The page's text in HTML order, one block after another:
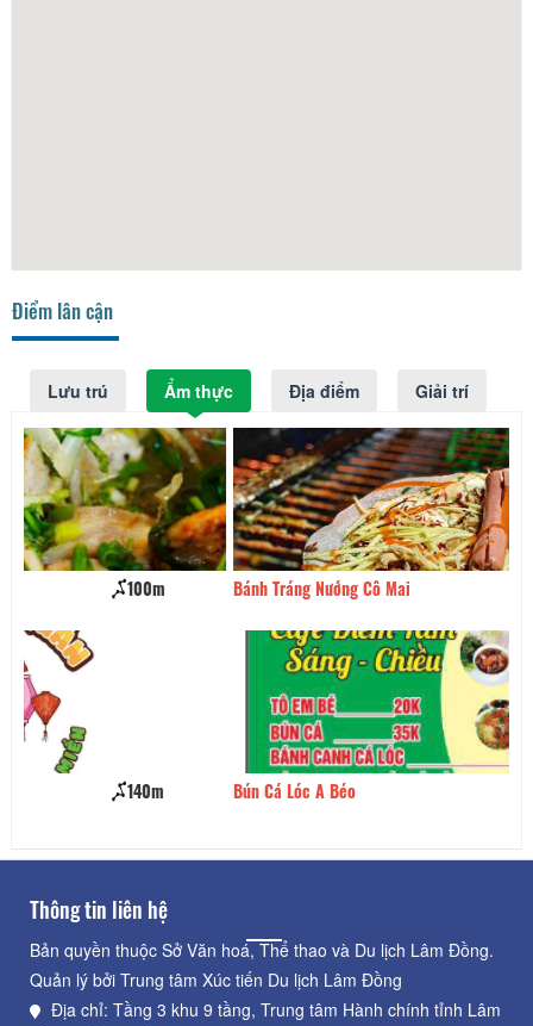
Điểm lân cận
Lưu trú Ẩm thực Địa điểm Giải trí
Bánh Tráng Nướng Cô Mai
Bún Cá Lóc A Béo
Thông tin liên hệ
Bản quyền thuộc Sở Văn hoá, Thể thao và Du lịch Lâm Đồng.
Quản lý bởi Trung tâm Xúc tiến Du lịch Lâm Đồng
Địa chỉ: Tầng 3 khu 9 tầng, Trung tâm Hành chính tỉnh Lâm